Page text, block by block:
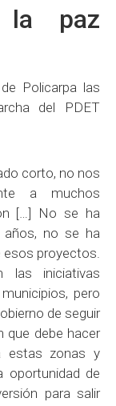
la paz
Policarpa las
del PDET
corto, no nos
a muchos
[…] No se ha
no se ha
proyectos.
las iniciativas
pero
de seguir
que debe hacer
estas zonas y
oportunidad de
para salir